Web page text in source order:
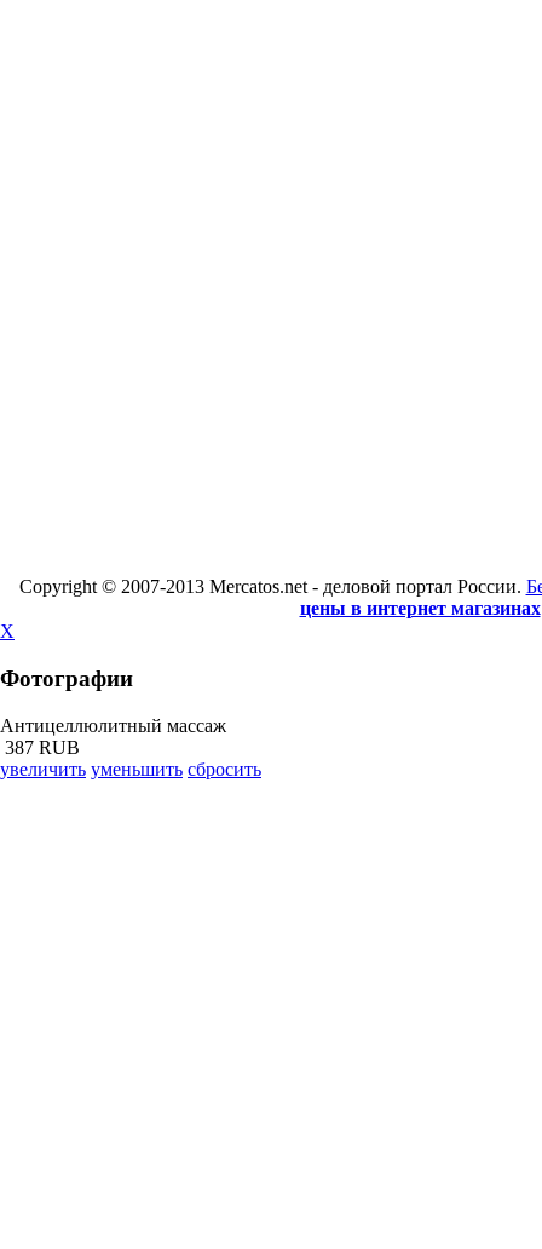
Copyright © 2007-2013 Mercatos.net - деловой портал России.
цены в интернет магазинах
X
Фотографии
Антицеллюлитный массаж
387 RUB
увеличить уменьшить сбросить